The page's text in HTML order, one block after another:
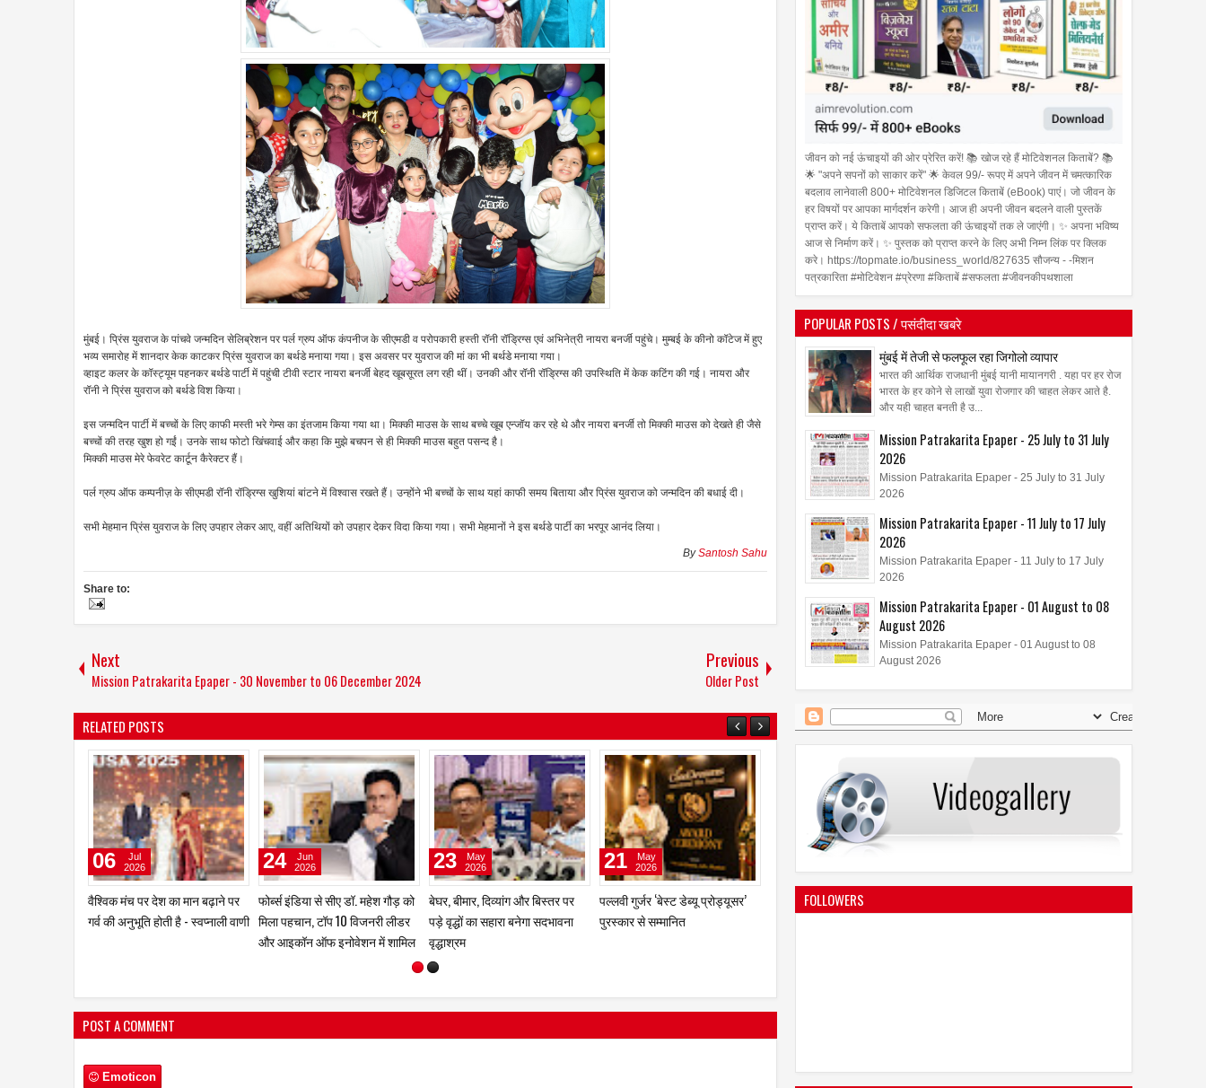
मुंबई। प्रिंस युवराज के पांचवे जन्मदिन सेलिब्रेशन पर पर्ल ग्रुप ऑफ कंपनीज के सीएमडी व परोपकारी हस्ती रॉनी रॉड्रिग्स एवं अभिनेत्री नायरा बनर्जी पहुंचे। मुम्बई के कीनो कॉटेज में हुए
भव्य समारोह में शानदार केक काटकर प्रिंस युवराज का बर्थडे मनाया गया। इस अवसर पर युवराज की मां का भी बर्थडे मनाया गया।
व्हाइट कलर के कॉस्ट्यूम पहनकर बर्थडे पार्टी में पहुंची टीवी स्टार नायरा बनर्जी बेहद खूबसूरत लग रही थीं। उनकी और रॉनी रॉड्रिग्स की उपस्थिति में केक कटिंग की गई। नायरा और
रॉनी ने प्रिंस युवराज को बर्थडे विश किया।
इस जन्मदिन पार्टी में बच्चों के लिए काफी मस्ती भरे गेम्स का इंतजाम किया गया था। मिक्की माउस के साथ बच्चे खूब एन्जॉय कर रहे थे और नायरा बनर्जी तो मिक्की माउस को देखते ही जैसे
बच्चों की तरह खुश हो गईं। उनके साथ फोटो खिंचवाई और कहा कि मुझे बचपन से ही मिक्की माउस बहुत पसन्द है।
मिक्की माउस मेरे फेवरेट कार्टून कैरेक्टर हैं।
पर्ल ग्रुप ऑफ कम्पनीज़ के सीएमडी रॉनी रॉड्रिग्स खुशियां बांटने में विश्वास रखते हैं। उन्होंने भी बच्चों के साथ यहां काफी समय बिताया और प्रिंस युवराज को जन्मदिन की बधाई दी।
सभी मेहमान प्रिंस युवराज के लिए उपहार लेकर आए, वहीं अतिथियों को उपहार देकर विदा किया गया। सभी मेहमानों ने इस बर्थडे पार्टी का भरपूर आनंद लिया।
BySantosh Sahu
Share to:
Next
Mission Patrakarita Epaper - 30 November to 06 December 2024
Previous
Older Post
RELATED POSTS
वैश्विक मंच पर देश का मान बढ़ाने पर
गर्व की अनुभूति होती है - स्वप्नाली वाणी
06
Jul
2026
फोर्ब्स इंडिया से सीए डॉ. महेश गौड़ को
मिला पहचान, टॉप 10 विजनरी लीडर
और आइकॉन ऑफ इनोवेशन में शामिल
24
Jun
2026
बेघर, बीमार, दिव्यांग और बिस्तर पर
पड़े वृद्धों का सहारा बनेगा सदभावना
वृद्धाश्रम
23
May
2026
पल्लवी गुर्जर ‘बेस्ट डेब्यू प्रोड्यूसर’
पुरस्कार से सम्मानित
21
May
2026
मीरा रोड में महिला के घर पर जबरन
कब्जे का आरोप, पुलिस स्टेशन में
विरार पुलिस के लिए क्रिप्टो जांच
POST A COMMENT
Emoticon
जीवन को नई ऊंचाइयों की ओर प्रेरित करें! 📚 खोज रहे हैं मोटिवेशनल किताबें? 📚
🌟 "अपने सपनों को साकार करें" 🌟 केवल 99/- रूपए में अपने जीवन में चमत्कारिक
बदलाव लानेवाली 800+ मोटिवेशनल डिजिटल किताबें (eBook) पाएं। जो जीवन के
हर विषयों पर आपका मार्गदर्शन करेगी। आज ही अपनी जीवन बदलने वाली पुस्तकें
प्राप्त करें। ये किताबें आपको सफलता की ऊंचाइयों तक ले जाएंगी। ✨ अपना भविष्य
आज से निर्माण करें। ✨ पुस्तक को प्राप्त करने के लिए अभी निम्न लिंक पर क्लिक
करे। https://topmate.io/business_world/827635 सौजन्य - -मिशन
पत्रकारिता #मोटिवेशन #प्रेरणा #किताबें #सफलता #जीवनकीपथशाला
POPULAR POSTS / पसंदीदा खबरे
मुंबई में तेजी से फलफूल रहा जिगोलो व्यापार
भारत की आर्थिक राजधानी मुंबई यानी मायानगरी . यहा पर हर रोज
भारत के हर कोने से लाखों युवा रोजगार की चाहत लेकर आते है.
और यही चाहत बनती है उ...
Mission Patrakarita Epaper - 25 July to 31 July
2026
Mission Patrakarita Epaper - 25 July to 31 July
2026
Mission Patrakarita Epaper - 11 July to 17 July
2026
Mission Patrakarita Epaper - 11 July to 17 July
2026
Mission Patrakarita Epaper - 01 August to 08
August 2026
Mission Patrakarita Epaper - 01 August to 08
August 2026
FOLLOWERS